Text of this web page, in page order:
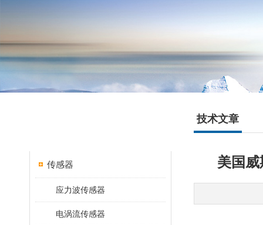
传感器
应力波传感器
电涡流传感器
技术文章
美国